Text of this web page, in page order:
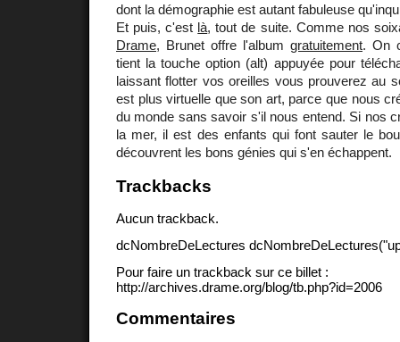
dont la démographie est autant fabuleuse
Et puis, c'est là, tout de suite. Comme nos
Drame, Brunet offre l'album gratuitement. On
tient la touche option (alt) appuyée pour
laissant flotter vos oreilles vous prouverez au
est plus virtuelle que son art, parce que nous
du monde sans savoir s'il nous entend. Si nos
la mer, il est des enfants qui font sauter le
découvrent les bons génies qui s'en échappent.
Trackbacks
Aucun trackback.
dcNombreDeLectures
Pour faire un trackback sur ce billet :
http://archives.drame.org/blog/tb.php?id=2006
Commentaires